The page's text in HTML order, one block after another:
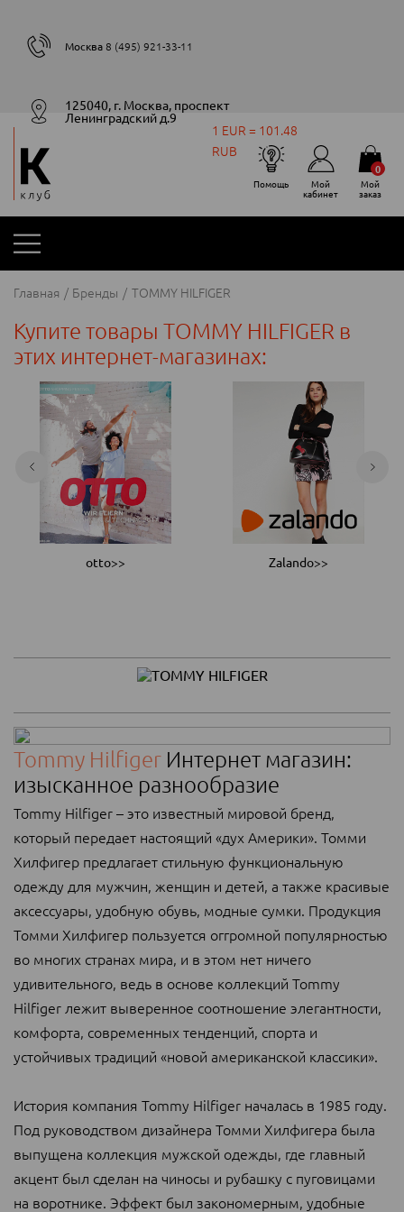
125040, г. Москва, проспект
Ленинградский д.9
Москва 8 (495) 921-33-11
1 EUR = 101.48
RUB
Помощь Мой
кабинет
Мой
заказ
0
Главная Бренды TOMMY HILFIGER
Купите товары TOMMY HILFIGER в
этих интернет-магазинах:
otto>> Zalando>>
Tommy Hilfiger Интернет магазин:
изысканное разнообразие
Tommy Hilfiger – это известный мировой бренд,
который передает настоящий «дух Америки». Томми
Хилфигер предлагает стильную функциональную
одежду для мужчин, женщин и детей, а также красивые
аксессуары, удобную обувь, модные сумки. Продукция
Томми Хилфигер пользуется оггромной популярностью
во многих странах мира, и в этом нет ничего
удивительного, ведь в основе коллекций Tommy
Hilfiger лежит выверенное соотношение элегантности,
комфорта, современных тенденций, спорта и
устойчивых традиций «новой американской классики».
История компания Tommy Hilfiger началась в 1985 году.
Под руководством дизайнера Томми Хилфигера была
выпущена коллекция мужской одежды, где главный
акцент был сделан на чиносы и рубашку с пуговицами
на воротнике. Эффект был закономерным, удобные